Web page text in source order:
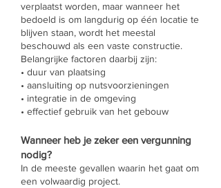
verplaatst worden, maar wanneer het
bedoeld is om langdurig op één locatie te
blijven staan, wordt het meestal
beschouwd als een vaste constructie.
Belangrijke factoren daarbij zijn:
• duur van plaatsing
• aansluiting op nutsvoorzieningen
• integratie in de omgeving
• effectief gebruik van het gebouw
Wanneer heb je zeker een vergunning
nodig?
In de meeste gevallen waarin het gaat om
een volwaardig project.